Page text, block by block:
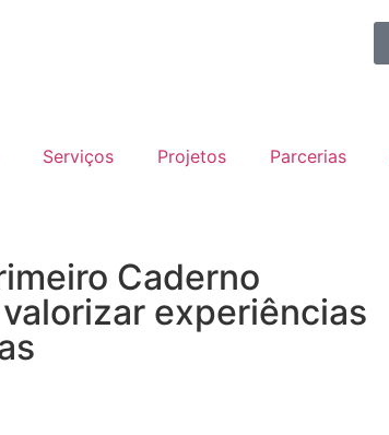
Serviços Projetos Parcerias
Caderno
experiências